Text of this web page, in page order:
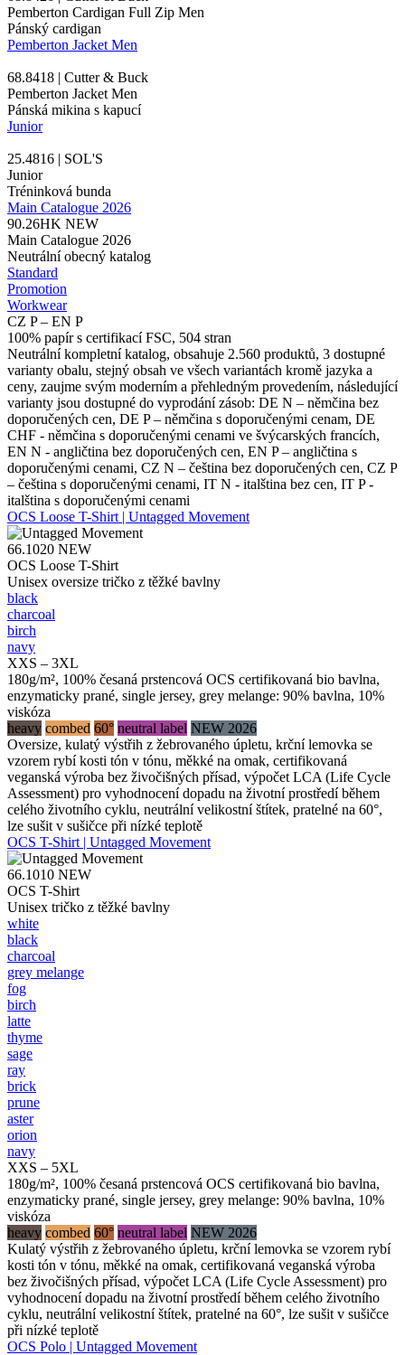
Pemberton Cardigan Full Zip Men
Pánský cardigan
Pemberton Jacket Men
68.8418 | Cutter & Buck
Pemberton Jacket Men
Pánská mikina s kapucí
Junior
25.4816 | SOL'S
Junior
Tréninková bunda
Main Catalogue 2026
90.26HK NEW
Main Catalogue 2026
Neutrální obecný katalog
Standard
Promotion
Workwear
CZ P – EN P
100% papír s certifikací FSC, 504 stran
Neutrální kompletní katalog, obsahuje 2.560 produktů, 3 dostupné
varianty obalu, stejný obsah ve všech variantách kromě jazyka a
ceny, zaujme svým moderním a přehledným provedením, následující
varianty jsou dostupné do vyprodání zásob: DE N – němčina bez
doporučených cen, DE P – němčina s doporučenými cenam, DE
CHF - němčina s doporučenými cenami ve švýcarských francích,
EN N - angličtina bez doporučených cen, EN P – angličtina s
doporučenými cenami, CZ N – čeština bez doporučených cen, CZ P
– čeština s doporučenými cenami, IT N - italština bez cen, IT P -
italština s doporučenými cenami
OCS Loose T-Shirt | Untagged Movement
66.1020 NEW
OCS Loose T-Shirt
Unisex oversize tričko z těžké bavlny
black
charcoal
birch
navy
XXS – 3XL
180g/m², 100% česaná prstencová OCS certifikovaná bio bavlna,
enzymaticky prané, single jersey, grey melange: 90% bavlna, 10%
viskóza
heavy combed 60° neutral label NEW 2026
Oversize, kulatý výstřih z žebrovaného úpletu, krční lemovka se
vzorem rybí kosti tón v tónu, měkké na omak, certifikovaná
veganská výroba bez živočišných přísad, výpočet LCA (Life Cycle
Assessment) pro vyhodnocení dopadu na životní prostředí během
celého životního cyklu, neutrální velikostní štítek, pratelné na 60°,
lze sušit v sušičce při nízké teplotě
OCS T-Shirt | Untagged Movement
66.1010 NEW
OCS T-Shirt
Unisex tričko z těžké bavlny
white
black
charcoal
grey melange
fog
birch
latte
thyme
sage
ray
brick
prune
aster
orion
navy
XXS – 5XL
180g/m², 100% česaná prstencová OCS certifikovaná bio bavlna,
enzymaticky prané, single jersey, grey melange: 90% bavlna, 10%
viskóza
heavy combed 60° neutral label NEW 2026
Kulatý výstřih z žebrovaného úpletu, krční lemovka se vzorem rybí
kosti tón v tónu, měkké na omak, certifikovaná veganská výroba
bez živočišných přísad, výpočet LCA (Life Cycle Assessment) pro
vyhodnocení dopadu na životní prostředí během celého životního
cyklu, neutrální velikostní štítek, pratelné na 60°, lze sušit v sušičce
při nízké teplotě
OCS Polo | Untagged Movement